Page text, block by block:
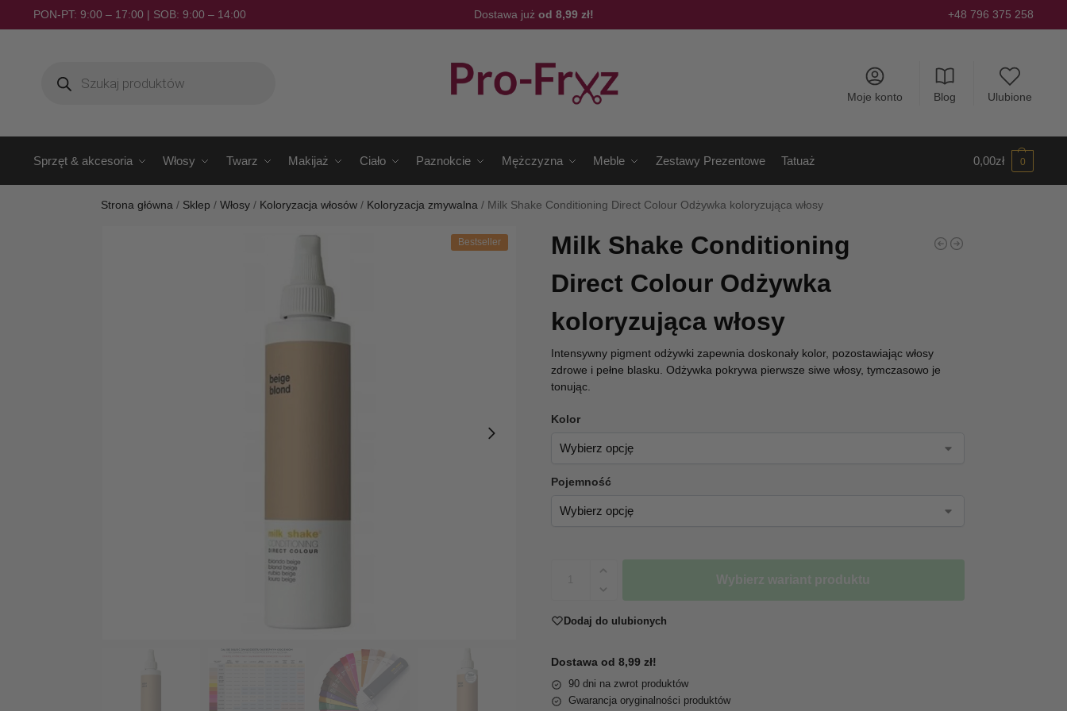
PON-PT: 9:00 – 17:00 | SOB: 9:00 – 14:00 Dostawa już od 8,99 zł! +48 796 375 258
Moje konto Blog Ulubione
Sprzęt & akcesoria Włosy Twarz Makijaż Ciało Paznokcie Mężczyzna Meble Zestawy Prezentowe Tatuaż 0,00zł 0
Strona główna / Sklep /Włosy / Koloryzacja włosów / Koloryzacja zmywalna / Milk Shake Conditioning Direct Colour Odżywka koloryzująca włosy
Bestseller
Milk Shake Conditioning
Direct Colour Odżywka
koloryzująca włosy
Intensywny pigment odżywki zapewnia doskonały kolor, pozostawiając włosy
zdrowe i pełne blasku. Odżywka pokrywa pierwsze siwe włosy, tymczasowo je
tonując.
Kolor
Pojemność
Wybierz wariant produktu
Dodaj do ulubionych
Dostawa od 8,99 zł!
90 dni na zwrot produktów
Gwarancja oryginalności produktów